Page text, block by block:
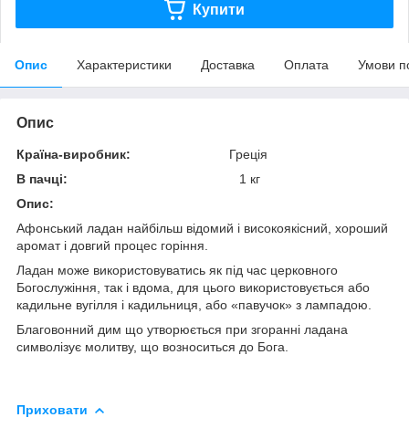
Купити
Опис Характеристики Доставка Оплата Умови
Опис
Країна-виробник: Греція
В пачці:
1 кг
Опис:
Афонський ладан найбільш відомий і високоякісний, хороший
аромат і довгий процес горіння.
Ладан може використовуватись як під час церковного
Богослужіння, так і вдома, для цього використовується або
кадильне вугілля і кадильниця, або «павучок» з лампадою.
Благовонний дим що утворюється при згоранні ладана
символізує молитву, що возноситься до Бога.
Приховати